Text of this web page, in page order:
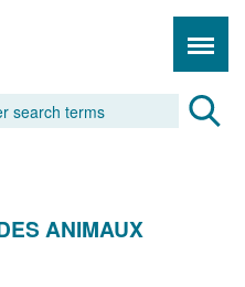
ANIMAUX